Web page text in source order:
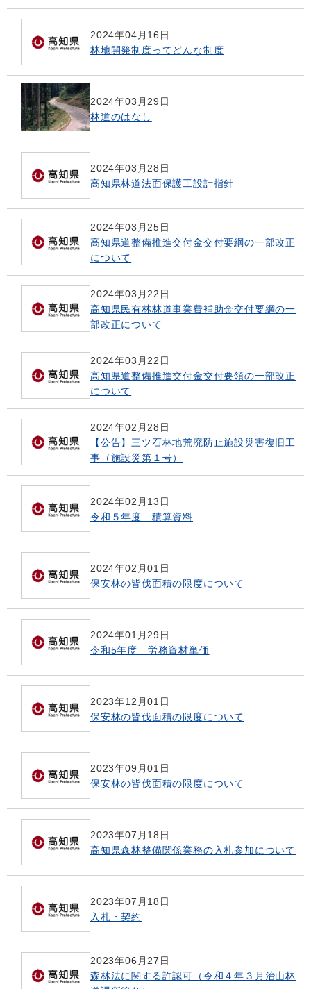
2024年04月16日
林地開発制度ってどんな制度
2024年03月29日
林道のはなし
2024年03月28日
高知県林道法面保護工設計指針
2024年03月25日
高知県道整備推進交付金交付要綱の一部改正
について
2024年03月22日
高知県民有林林道事業費補助金交付要綱の一
部改正について
2024年03月22日
高知県道整備推進交付金交付要領の一部改正
について
2024年02月28日
【公告】三ツ石林地荒廃防止施設災害復旧工
事（施設災第１号）
2024年02月13日
令和５年度 積算資料
2024年02月01日
保安林の皆伐面積の限度について
2024年01月29日
令和5年度 労務資材単価
2023年12月01日
保安林の皆伐面積の限度について
2023年09月01日
保安林の皆伐面積の限度について
2023年07月18日
高知県森林整備関係業務の入札参加について
2023年07月18日
入札・契約
2023年06月27日
森林法に関する許認可（令和４年３月治山林